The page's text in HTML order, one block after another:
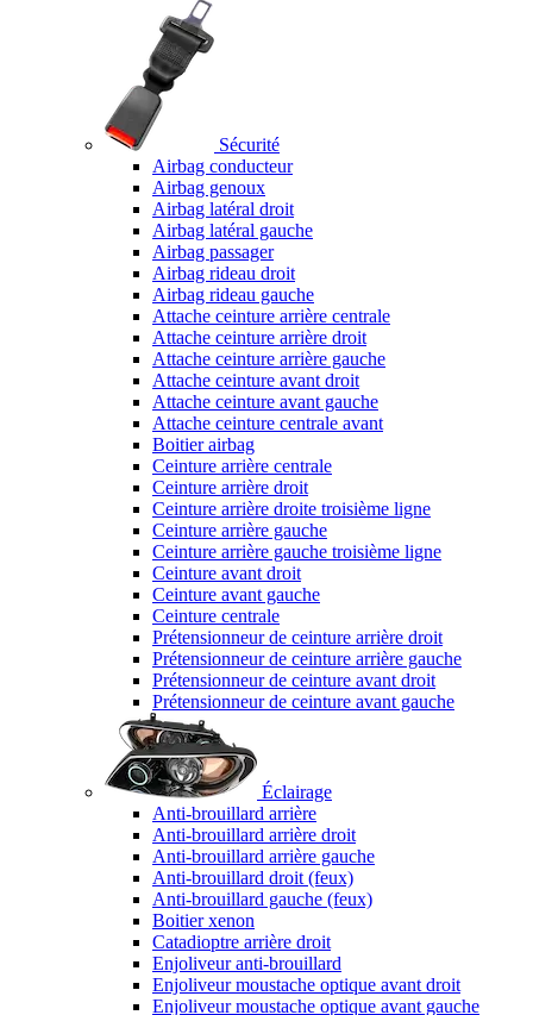
Sécurité
Airbag conducteur
Airbag genoux
Airbag latéral droit
Airbag latéral gauche
Airbag passager
Airbag rideau droit
Airbag rideau gauche
Attache ceinture arrière centrale
Attache ceinture arrière droit
Attache ceinture arrière gauche
Attache ceinture avant droit
Attache ceinture avant gauche
Attache ceinture centrale avant
Boitier airbag
Ceinture arrière centrale
Ceinture arrière droit
Ceinture arrière droite troisième ligne
Ceinture arrière gauche
Ceinture arrière gauche troisième ligne
Ceinture avant droit
Ceinture avant gauche
Ceinture centrale
Prétensionneur de ceinture arrière droit
Prétensionneur de ceinture arrière gauche
Prétensionneur de ceinture avant droit
Prétensionneur de ceinture avant gauche
Éclairage
Anti-brouillard arrière
Anti-brouillard arrière droit
Anti-brouillard arrière gauche
Anti-brouillard droit (feux)
Anti-brouillard gauche (feux)
Boitier xenon
Catadioptre arrière droit
Enjoliveur anti-brouillard
Enjoliveur moustache optique avant droit
Enjoliveur moustache optique avant gauche